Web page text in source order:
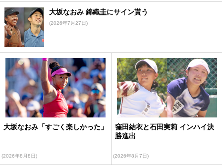
大坂なおみ 錦織圭にサイン貰う
(2026年7月27日)
大坂なおみ「すごく楽しかった」
(2026年8月8日)
窪田結衣と石田実莉 インハイ決
勝進出
(2026年8月7日)